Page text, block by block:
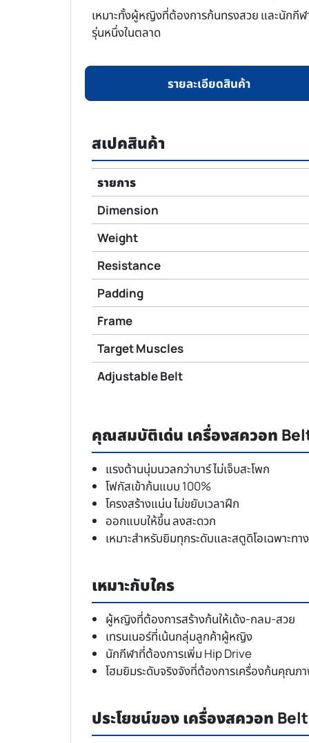
เหมาะทั้งผู้หญิงที่ต้องการก้นทรงสวย และนักกี
รุ่นหนึ่งในตลาด
รายละเอียดสินค้า
สเปคสินค้า
รายการ
Dimension
Weight
Resistance
Padding
Frame
Target Muscles
Adjustable Belt
คุณสมบัติเด่น เครื่องสควอท
แรงต้านนุ่มนวลกว่าบาร์ ไม่เจ็บสะโพก
โฟกัสเข้าก้นแบบ 100%
โครงสร้างแน่น ไม่ขยับเวลาฝึก
ออกแบบให้ขึ้น ลงสะดวก
เหมาะสำหรับยิมทุกระดับและสตูดิโอเฉพาะทาง
เหมาะกับใคร
ผู้หญิงที่ต้องการสร้างก้นให้เด้ง-กลม-สวย
เทรนเนอร์ที่เน้นกลุ่มลูกค้าผู้หญิง
นักกีฬาที่ต้องการเพิ่ม Hip Drive
โฮมยิมระดับจริงจังที่ต้องการเครื่องก้นคุณภ
ประโยชน์ของ เครื่องสควอท